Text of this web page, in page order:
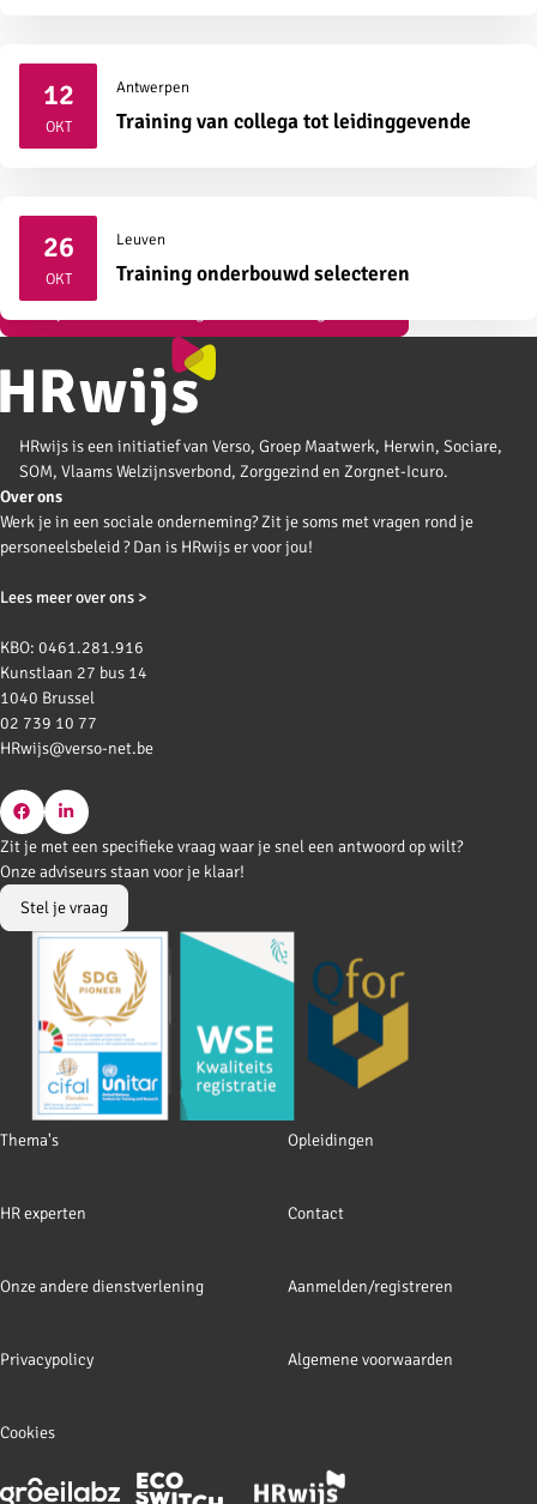
12
OKT2026
Antwerpen
Training van collega tot leidinggevende
26
OKT2026
Leuven
Training onderbouwd selecteren
HRwijs is een initiatief van Verso, Groep Maatwerk, Herwin, Sociare,
SOM, Vlaams Welzijnsverbond, Zorggezind en Zorgnet-Icuro.
Over ons
Werk je in een sociale onderneming? Zit je soms met vragen rond je
personeelsbeleid ? Dan is HRwijs er voor jou!
Lees meer over ons >
KBO: 0461.281.916
Kunstlaan 27 bus 14
1040 Brussel
02 739 10 77
HRwijs@verso-net.be
Go
to
Facebook
Go
to
LinkedIn
Footer
Thema's Opleidingen
HR experten Contact
Onze andere dienstverlening Aanmelden/registreren
Privacypolicy Algemene voorwaarden
Cookies
Zit je met een specifieke vraag waar je snel een antwoord op wilt?
Onze adviseurs staan voor je klaar!
Stel je vraag